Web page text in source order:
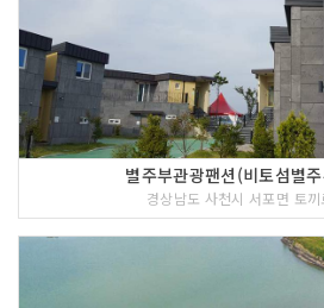
별주부관광팬션(비토섬별
경상남도 사천시 서포면 토